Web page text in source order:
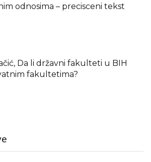
odnosima – precisceni tekst
Da li državni fakulteti u BIH
fakultetima?